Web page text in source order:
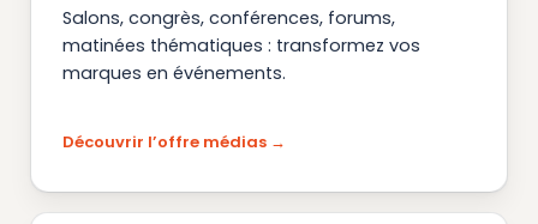
Salons, congrès, conférences, forums,
matinées thématiques : transformez vos
marques en événements.
Découvrir l’offre médias